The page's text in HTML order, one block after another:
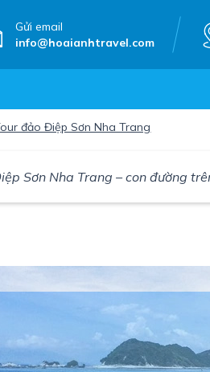
Gửi email
info@hoaianhtravel.com
đảo Điệp Sơn Nha Trang
Sơn Nha Trang – con đường